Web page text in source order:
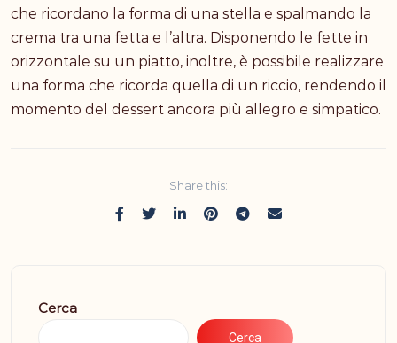
che ricordano la forma di una stella e spalmando la
crema tra una fetta e l’altra. Disponendo le fette in
orizzontale su un piatto, inoltre, è possibile realizzare
una forma che ricorda quella di un riccio, rendendo il
momento del dessert ancora più allegro e simpatico.
Share this:
Cerca
Cerca